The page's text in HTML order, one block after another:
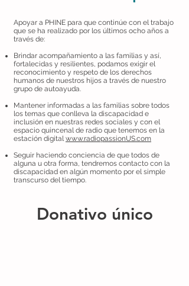
Apoyar a PHINE para que continúe con el trabajo
que se ha realizado por los últimos ocho años a
través de:
Brindar acompañamiento a las familias y así,
fortalecidas y resilientes, podamos exigir el
reconocimiento y respeto de los derechos
humanos de nuestros hijos a través de nuestro
grupo de autoayuda.
Mantener informadas a las familias sobre todos
los temas que conlleva la discapacidad e
inclusión en nuestras redes sociales y con el
espacio quincenal de radio que tenemos en la
estación digitalwww.radiopassionUS.com
Seguir haciendo conciencia de que todos de
alguna u otra forma, tendremos contacto con la
discapacidad en algún momento por el simple
transcurso del tiempo.
Donativo único